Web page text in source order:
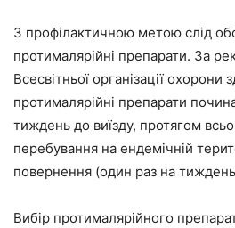
З профілактичною метою слід
протималярійні препарати. За
Всесвітньої організації охорони
протималярійні препарати
тиждень до виїзду, протягом
перебування на ендемічній
повернення (один раз на
Вибір протималярійного